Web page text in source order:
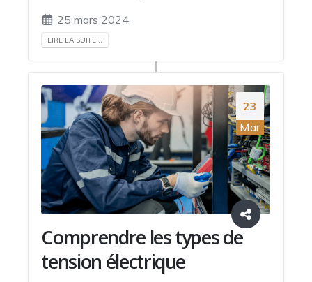
25 mars 2024
LIRE LA SUITE...
23
Mar
Comprendre les types de
tension électrique